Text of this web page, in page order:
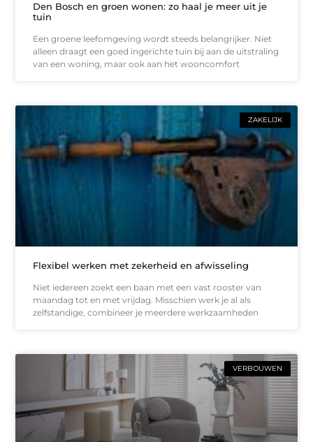
Den Bosch en groen wonen: zo haal je meer uit je
tuin
Een groene leefomgeving wordt steeds belangrijker. Niet
alleen draagt een goed ingerichte tuin bij aan de uitstraling
van een woning, maar ook aan het wooncomfort
ZAKELIJK
Flexibel werken met zekerheid en afwisseling
Niet iedereen zoekt een baan met een vast rooster van
maandag tot en met vrijdag. Misschien werk je al als
zelfstandige, combineer je meerdere werkzaamheden
VERBOUWEN